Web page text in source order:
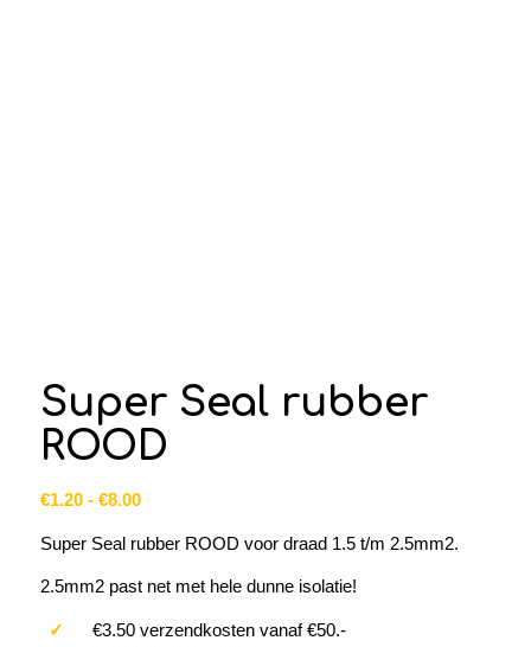
Super Seal rubber
ROOD
€1.20 - €8.00Prijsklasse:
tot
€8.00
Super Seal rubber ROOD voor draad 1.5 t/m 2.5mm2.
2.5mm2 past net met hele dunne isolatie!
✓ €3.50 verzendkosten vanaf €50.-